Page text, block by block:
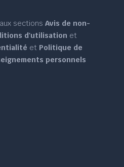
sectionsAvis de non-
d'utilisation et
et Politique de
personnels